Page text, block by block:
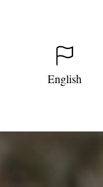
English